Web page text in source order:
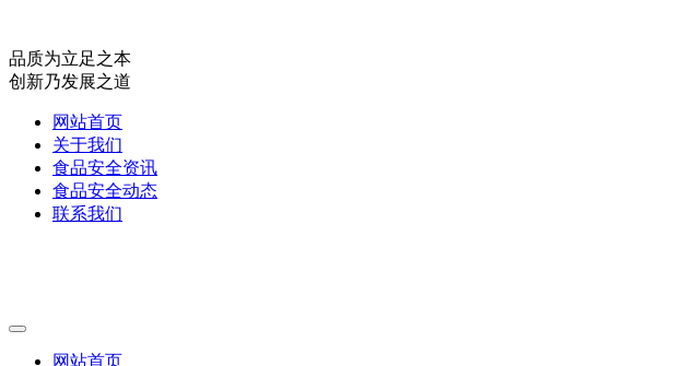
品质为立足之本
创新乃发展之道
网站首页
关于我们
食品安全资讯
食品安全动态
联系我们
网站首页